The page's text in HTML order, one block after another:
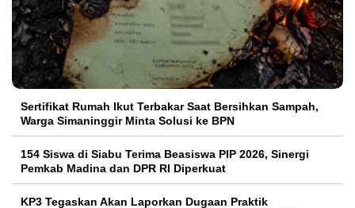
Sertifikat Rumah Ikut Terbakar Saat Bersihkan Sampah,
Warga Simaninggir Minta Solusi ke BPN
154 Siswa di Siabu Terima Beasiswa PIP 2026, Sinergi
Pemkab Madina dan DPR RI Diperkuat
KP3 Tegaskan Akan Laporkan Dugaan Praktik